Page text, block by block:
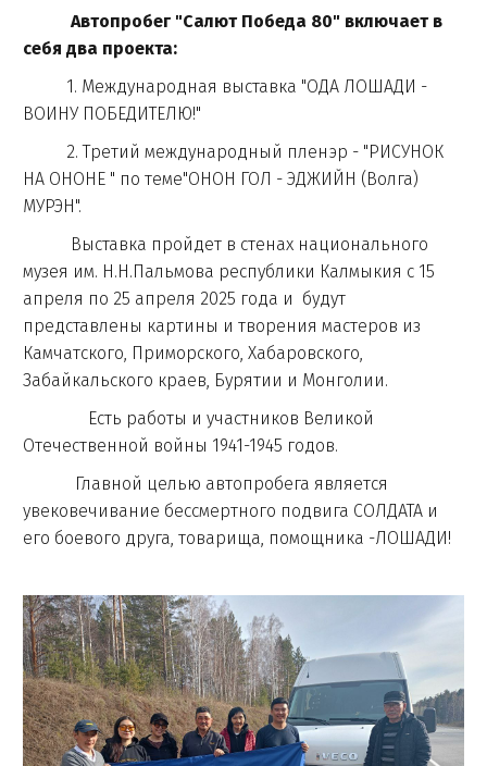
Автопробег "Салют Победа 80" включает в
себя два проекта:
1. Международная выставка "ОДА ЛОШАДИ -
ВОИНУ ПОБЕДИТЕЛЮ!"
2. Третий международный пленэр - "РИСУНОК
НА ОНОНЕ " по теме"ОНОН ГОЛ - ЭДЖИЙН (Волга)
МУРЭН".
Выставка пройдет в стенах национального
музея им. Н.Н.Пальмова республики Калмыкия с 15
апреля по 25 апреля 2025 года и будут
представлены картины и творения мастеров из
Камчатского, Приморского, Хабаровского,
Забайкальского краев, Бурятии и Монголии.
Есть работы и участников Великой
Отечественной войны 1941-1945 годов.
Главной целью автопробега является
увековечивание бессмертного подвига СОЛДАТА и
его боевого друга, товарища, помощника -ЛОШАДИ!